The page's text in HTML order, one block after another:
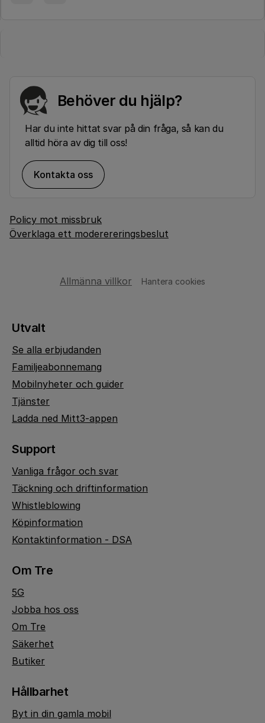
Behöver du hjälp?
Har du inte hittat svar på din fråga, så kan du
alltid höra av dig till oss!
Kontakta oss
Policy mot missbruk
Överklaga ett moderereringsbeslut
Allmänna villkor Hantera cookies
Utvalt
Se alla erbjudanden
Familjeabonnemang
Mobilnyheter och guider
Tjänster
Ladda ned Mitt3-appen
Support
Vanliga frågor och svar
Täckning och driftinformation
Whistleblowing
Köpinformation
Kontaktinformation - DSA
Om Tre
5G
Jobba hos oss
Om Tre
Säkerhet
Butiker
Hållbarhet
Byt in din gamla mobil